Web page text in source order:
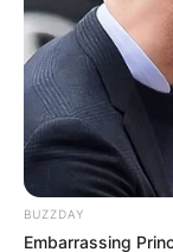
BUZZDAY
Embarrassing